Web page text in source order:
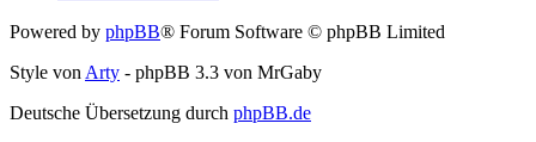
Powered by phpBB® Forum Software © phpBB Limited
Style vonArty - phpBB 3.3 von MrGaby
Deutsche Übersetzung durch phpBB.de